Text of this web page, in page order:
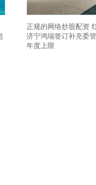
正规的网络炒股配资
济宁鸿瑞签订补充委
年度上限